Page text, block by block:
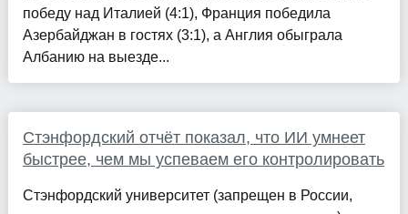
победу над Италией (4:1), Франция победила
Азербайджан в гостях (3:1), а Англия обыграла
Албанию на выезде...
Стэнфордский отчёт показал, что ИИ умнеет
быстрее, чем мы успеваем его контролировать
Стэнфордский университет (запрещен в России,